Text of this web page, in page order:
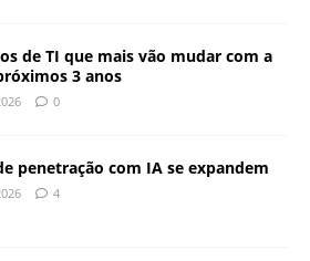
de TI que mais vão mudar com a
3 anos
0
penetração com IA se expandem
4